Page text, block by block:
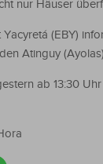
nur Häuser
Yacyretá (EBY)
Atinguy
ab 13:30